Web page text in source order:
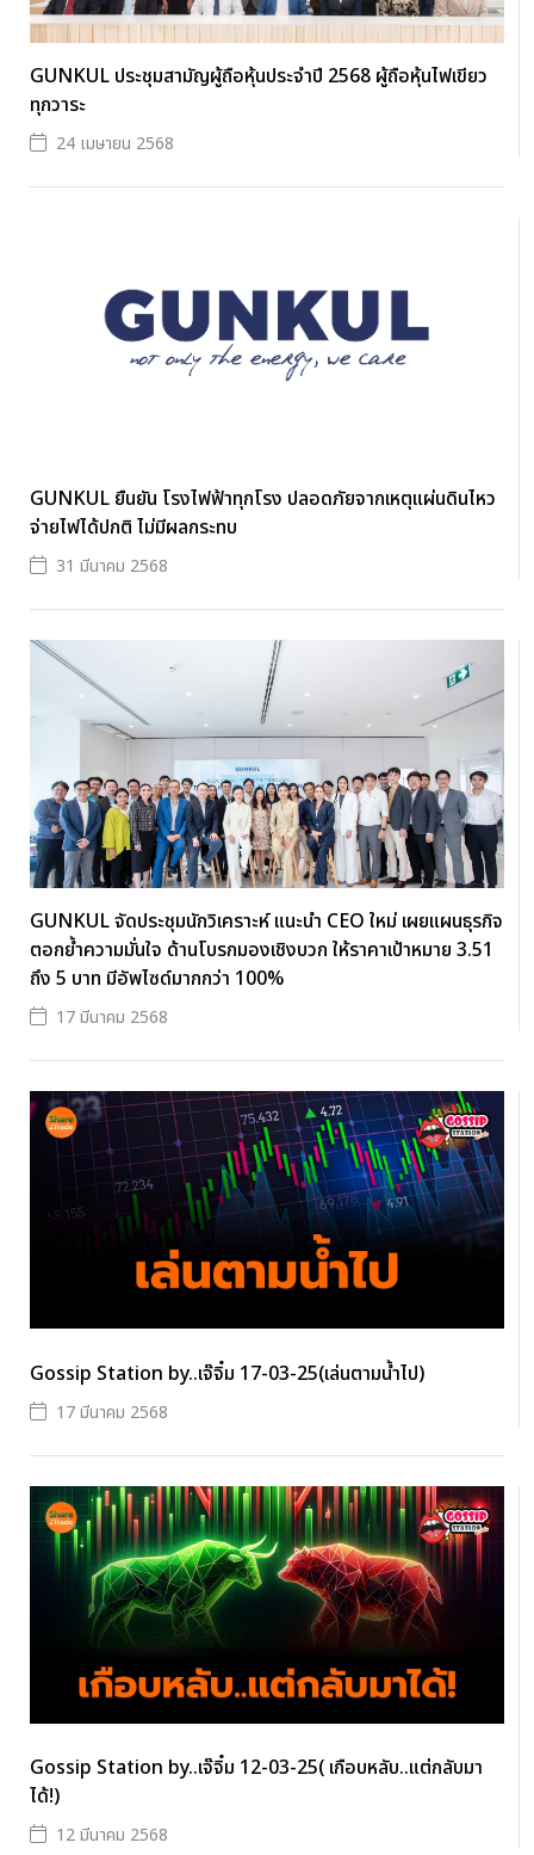
GUNKUL ประชุมสามัญผู้ถือหุ้นประจำปี 2568 ผู้ถือหุ้นไฟเขียว
ทุกวาระ
24 เมษายน 2568
GUNKUL ยืนยัน โรงไฟฟ้าทุกโรง ปลอดภัยจากเหตุแผ่นดินไหว
จ่ายไฟได้ปกติ ไม่มีผลกระทบ
31 มีนาคม 2568
GUNKUL จัดประชุมนักวิเคราะห์ แนะนำ CEO ใหม่ เผยแผนธุรกิจ
ตอกย้ำความมั่นใจ ด้านโบรกมองเชิงบวก ให้ราคาเป้าหมาย 3.51
ถึง 5 บาท มีอัพไซด์มากกว่า 100%
17 มีนาคม 2568
Gossip Station by..เจ๊จิ๋ม 17-03-25(เล่นตามน้ำไป)
17 มีนาคม 2568
Gossip Station by..เจ๊จิ๋ม 12-03-25( เกือบหลับ..แต่กลับมา
ได้!)
12 มีนาคม 2568